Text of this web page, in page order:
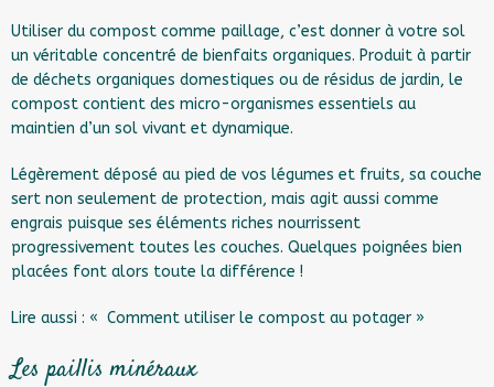
Utiliser du compost comme paillage, c’est donner à votre sol
un véritable concentré de bienfaits organiques. Produit à partir
de déchets organiques domestiques ou de résidus de jardin, le
compost contient des micro-organismes essentiels au
maintien d’un sol vivant et dynamique.
Légèrement déposé au pied de vos légumes et fruits, sa couche
sert non seulement de protection, mais agit aussi comme
engrais puisque ses éléments riches nourrissent
progressivement toutes les couches. Quelques poignées bien
placées font alors toute la différence !
Lire aussi : « Comment utiliser le compost au potager »
Les paillis minéraux